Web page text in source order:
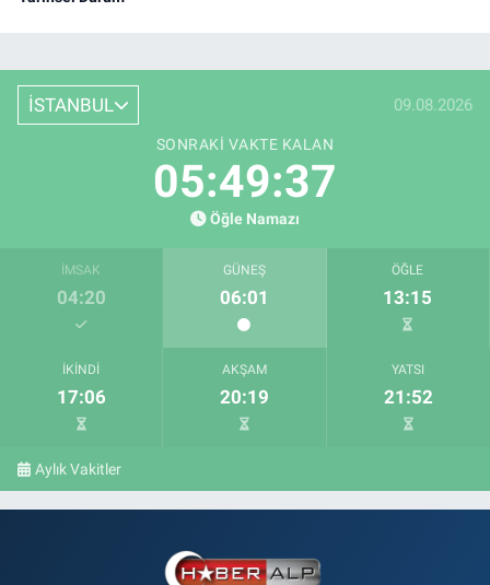
İSTANBUL 09.08.2026
SONRAKI VAKTE KALAN
05:49:36
Öğle Namazı
İMSAK
04:20
GÜNEŞ
06:01
ÖĞLE
13:15
İKINDI
17:06
AKŞAM
20:19
YATSI
21:52
Aylık Vakitler